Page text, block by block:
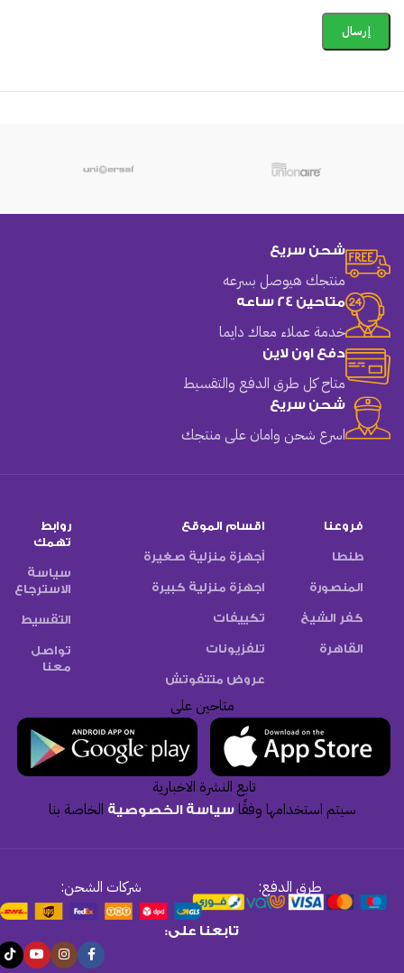
شحن سريع
منتجك هيوصل بسرعه
متاحين 24 ساعه
خدمة عملاء معاك دايما
دفع اون لاين
متاح كل طرق الدفع والتقسيط
شحن سريع
اسرع شحن وامان على منتجك
فروعنا
طنطا
المنصورة
كفر الشيخ
القاهرة
اقسام الموقع
أجهزة منزلية صغيرة
اجهزة منزلية كبيرة
تكييفات
تلفزيونات
عروض متتفوتش
روابط
تهمك
سياسة
الاسترجاع
التقسيط
تواصل
معنا
متاحين على
تابع النشرة الاخبارية
سيتم استخدامها وفقًاسياسة الخصوصية الخاصة بنا
طرق الدفع: شركات الشحن:
تابعنا على: